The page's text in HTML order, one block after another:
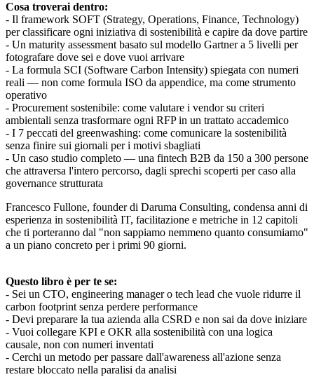
Cosa troverai dentro:
- Il framework SOFT (Strategy, Operations, Finance, Technology)
per classificare ogni iniziativa di sostenibilità e capire da dove partire
- Un maturity assessment basato sul modello Gartner a 5 livelli per
fotografare dove sei e dove vuoi arrivare
- La formula SCI (Software Carbon Intensity) spiegata con numeri
reali — non come formula ISO da appendice, ma come strumento
operativo
- Procurement sostenibile: come valutare i vendor su criteri
ambientali senza trasformare ogni RFP in un trattato accademico
- I 7 peccati del greenwashing: come comunicare la sostenibilità
senza finire sui giornali per i motivi sbagliati
- Un caso studio completo — una fintech B2B da 150 a 300 persone
che attraversa l'intero percorso, dagli sprechi scoperti per caso alla
governance strutturata
Francesco Fullone, founder di Daruma Consulting, condensa anni di
esperienza in sostenibilità IT, facilitazione e metriche in 12 capitoli
che ti porteranno dal "non sappiamo nemmeno quanto consumiamo"
a un piano concreto per i primi 90 giorni.
Questo libro è per te se:
- Sei un CTO, engineering manager o tech lead che vuole ridurre il
carbon footprint senza perdere performance
- Devi preparare la tua azienda alla CSRD e non sai da dove iniziare
- Vuoi collegare KPI e OKR alla sostenibilità con una logica
causale, non con numeri inventati
- Cerchi un metodo per passare dall'awareness all'azione senza
restare bloccato nella paralisi da analisi